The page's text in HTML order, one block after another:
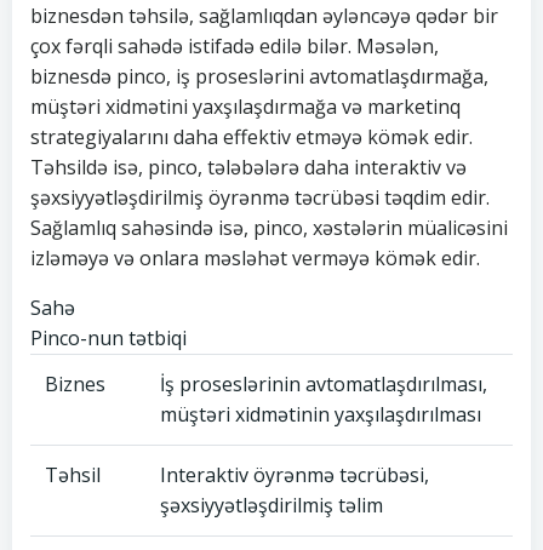
biznesdən təhsilə, sağlamlıqdan əyləncəyə qədər bir
çox fərqli sahədə istifadə edilə bilər. Məsələn,
biznesdə pinco, iş proseslərini avtomatlaşdırmağa,
müştəri xidmətini yaxşılaşdırmağa və marketinq
strategiyalarını daha effektiv etməyə kömək edir.
Təhsildə isə, pinco, tələbələrə daha interaktiv və
şəxsiyyətləşdirilmiş öyrənmə təcrübəsi təqdim edir.
Sağlamlıq sahəsində isə, pinco, xəstələrin müalicəsini
izləməyə və onlara məsləhət verməyə kömək edir.
Sahə
Pinco-nun tətbiqi
Biznes
İş proseslərinin avtomatlaşdırılması,
müştəri xidmətinin yaxşılaşdırılması
Təhsil
Interaktiv öyrənmə təcrübəsi,
şəxsiyyətləşdirilmiş təlim